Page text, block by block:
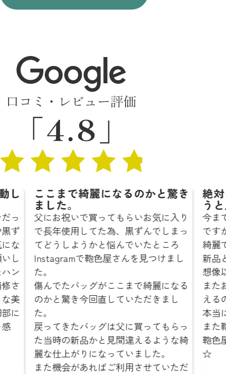
なるのかと驚き
てもらいお気に入り
為、黒ずんでしまっ
悩んでいたところ
さんを見つけまし
ここまで綺麗になる
していただきまし
は父に買ってもらっ
見間違えるような綺
っていました。
ご利用させていただ
絶対に鞄色屋さんにお
今までも鞄を修理に出した事
ですが、どこのお店よりも仕
綺麗でびっくりしました…‼︎
新品と変わらないような仕上
またお気に入りの鞄を綺麗な
えるのが本当にうれしいです
本当にありがとうございまし
また鞄の修理をお願いする時
鞄色屋さんにお願いしようと
☆